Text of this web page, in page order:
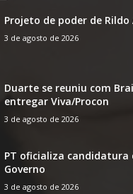
Projeto de poder de
3 de agosto de 2026
Duarte se reuniu com
entregar Viva/Procon
3 de agosto de 2026
PT oficializa candidatura
Governo
3 de agosto de 2026